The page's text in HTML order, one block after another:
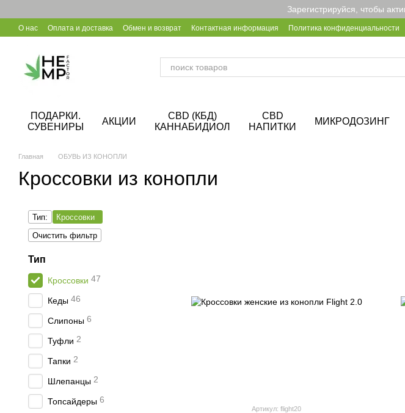
Зарегистрируйся, чтобы
О нас Оплата и доставка Обмен и возврат Контактная информация Политика конфиденциальности
ПОДАРКИ.
СУВЕНИРЫ
АКЦИИ
CBD (КБД)
КАННАБИДИОЛ
CBD
НАПИТКИ
МИКРОДОЗИНГ
Главная ОБУВЬ ИЗ КОНОПЛИ
Кроссовки из конопли
Артикул: flight20
Тип:
Кроссовки
Очистить фильтр
Тип
Кроссовки 47
Кеды 46
Слипоны 6
Туфли 2
Тапки 2
Шлепанцы 2
Топсайдеры 6